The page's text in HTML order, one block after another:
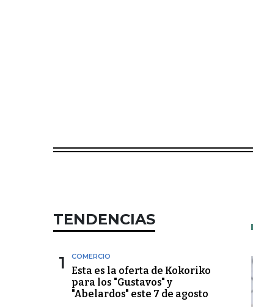
TENDENCIAS
1 COMERCIO
Esta es la oferta de Kokoriko
para los "Gustavos" y
"Abelardos" este 7 de agosto